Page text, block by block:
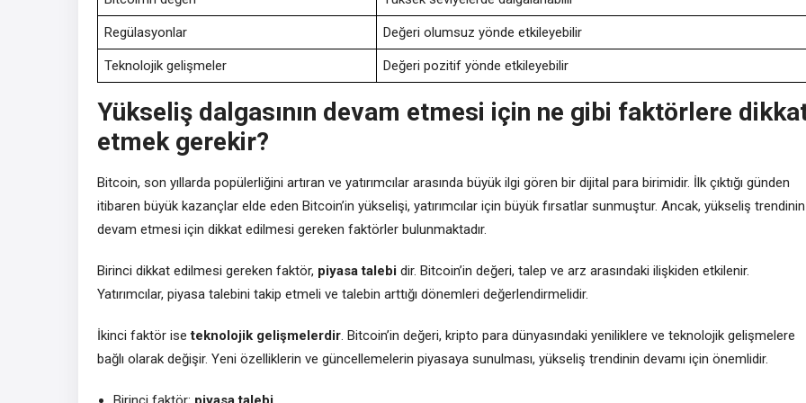
Regülasyonlar Değeri olumsuz yönde etkileyebilir
Teknolojik gelişmeler Değeri pozitif yönde etkileyebilir
Yükseliş dalgasının devam etmesi için ne gibi faktörlere
etmek gerekir?
Bitcoin, son yıllarda popülerliğini artıran ve yatırımcılar arasında büyük ilgi gören bir dijital para birimidir. İlk çıktığı günden
itibaren büyük kazançlar elde eden Bitcoin’in yükselişi, yatırımcılar için büyük fırsatlar sunmuştur. Ancak, yükseliş trendinin
devam etmesi için dikkat edilmesi gereken faktörler bulunmaktadır.
Birinci dikkat edilmesi gereken faktör, piyasa talebi dir. Bitcoin’in değeri, talep ve arz arasındaki ilişkiden etkilenir.
Yatırımcılar, piyasa talebini takip etmeli ve talebin arttığı dönemleri değerlendirmelidir.
İkinci faktör iseteknolojik gelişmelerdir . Bitcoin’in değeri, kripto para dünyasındaki yeniliklere ve teknolojik gelişmelere
bağlı olarak değişir. Yeni özelliklerin ve güncellemelerin piyasaya sunulması, yükseliş trendinin devamı için önemlidir.